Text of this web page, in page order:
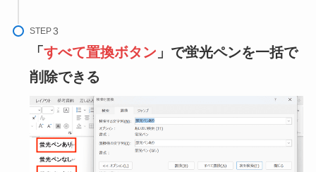
STEP
「 すべて置換ボタン 」で蛍光ペンを一括で
削除できる